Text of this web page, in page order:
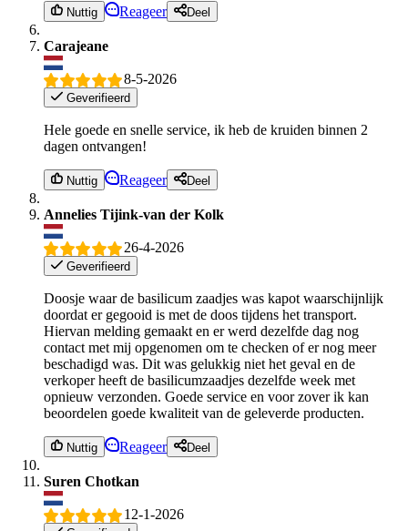
Nuttig Reageer Deel
Carajeane
8-5-2026
Geverifieerd
Hele goede en snelle service, ik heb de kruiden binnen 2
dagen ontvangen!
Nuttig Reageer Deel
Annelies Tijink-van der Kolk
26-4-2026
Geverifieerd
Doosje waar de basilicum zaadjes was kapot waarschijnlijk
doordat er gegooid is met de doos tijdens het transport.
Hiervan melding gemaakt en er werd dezelfde dag nog
contact met mij opgenomen om te checken of er nog meer
beschadigd was. Dit was gelukkig niet het geval en de
verkoper heeft de basilicumzaadjes dezelfde week met
opnieuw verzonden. Goede service en voor zover ik kan
beoordelen goede kwaliteit van de geleverde producten.
Nuttig Reageer Deel
Suren Chotkan
12-1-2026